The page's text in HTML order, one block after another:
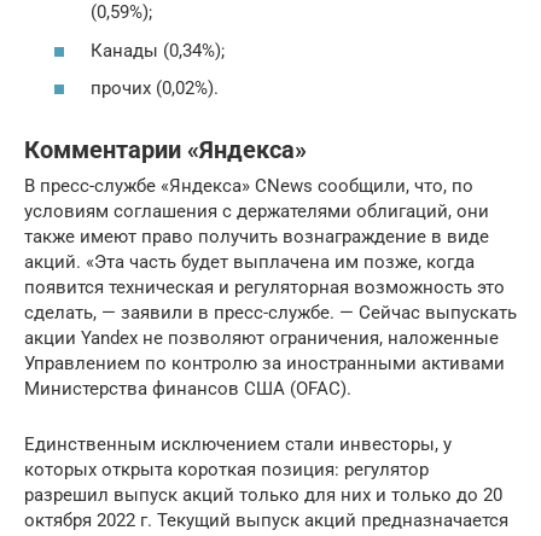
(0,59%);
Канады (0,34%);
прочих (0,02%).
Комментарии «Яндекса»
В пресс-службе «Яндекса» CNews сообщили, что, по
условиям соглашения с держателями облигаций, они
также имеют право получить вознаграждение в виде
акций. «Эта часть будет выплачена им позже, когда
появится техническая и регуляторная возможность это
сделать, — заявили в пресс-службе. — Сейчас выпускать
акции Yandex не позволяют ограничения, наложенные
Управлением по контролю за иностранными активами
Министерства финансов США (OFAC).
Единственным исключением стали инвесторы, у
которых открыта короткая позиция: регулятор
разрешил выпуск акций только для них и только до 20
октября 2022 г. Текущий выпуск акций предназначается